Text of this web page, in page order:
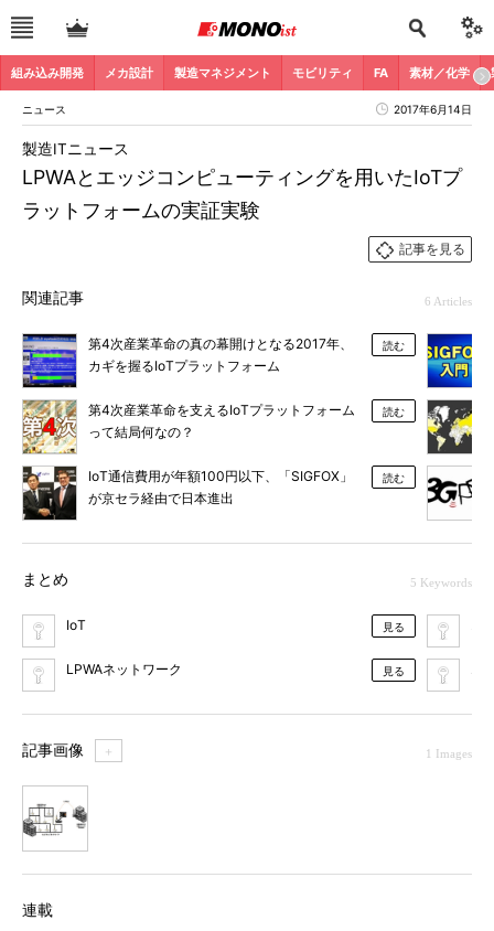
組み込み開発 メカ設計 製造マネジメント モビリティ FA 素材／化学
ニュース 2017年6月14日
LPWAとエッジコンピューティングを用いたIoTプ
ラットフォームの実証実験
製造ITニュース
記事を見る
関連記事 6 Articles
第4次産業革命の真の幕開けとなる2017年、
カギを握るIoTプラットフォーム
読む
第4次産業革命を支えるIoTプラットフォーム
って結局何なの？
読む
IoT通信費用が年額100円以下、「SIGFOX」
が京セラ経由で日本進出
読む
まとめ 5 Keywords
IoT 見る
LPWAネットワーク 見る エ
記事画像 ＋ 1 Images
連載